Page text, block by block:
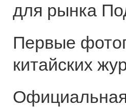
для рынка
Первые
китайских
Официальная